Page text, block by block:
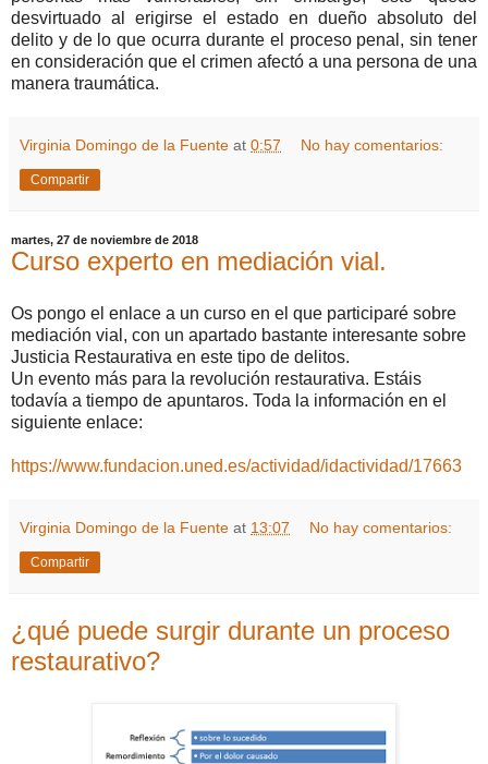
desvirtuado al erigirse el estado en dueño absoluto del
delito y de lo que ocurra durante el proceso penal, sin tener
en consideración que el crimen afectó a una persona de una
manera traumática.
Virginia Domingo de la Fuente at 0:57 No hay comentarios:
Compartir
martes, 27 de noviembre de 2018
Curso experto en mediación vial.
Os pongo el enlace a un curso en el que participaré sobre
mediación vial, con un apartado bastante interesante sobre
Justicia Restaurativa en este tipo de delitos.
Un evento más para la revolución restaurativa. Estáis
todavía a tiempo de apuntaros. Toda la información en el
siguiente enlace:
https://www.fundacion.uned.es/actividad/idactividad/17663
Virginia Domingo de la Fuente at 13:07 No hay comentarios:
Compartir
¿qué puede surgir durante un proceso
restaurativo?